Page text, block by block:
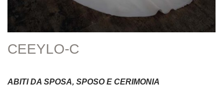
CEEYLO-C
ABITI DA SPOSA, SPOSO E CERIMONIA